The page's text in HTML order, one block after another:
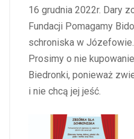
16 grudnia 2022r. Dary
Fundacji Pomagamy
schroniska w Józefowie.
Prosimy o nie
Biedronki, ponieważ
i nie chcą jej jeść.